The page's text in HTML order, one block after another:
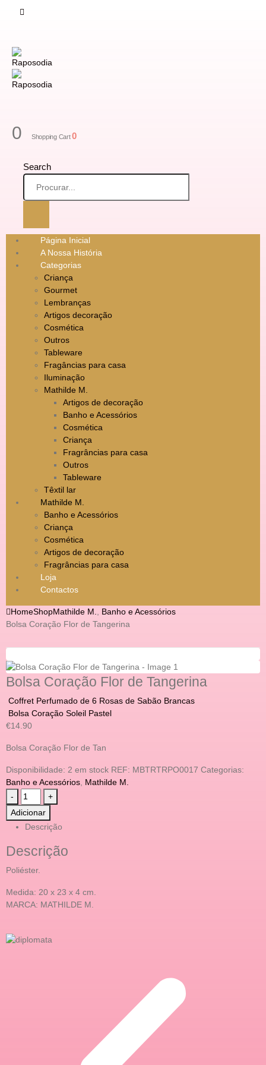
0 Shopping Cart0
Search
Página Inicial
A Nossa História
Categorias
Criança
Gourmet
Lembranças
Artigos decoração
Cosmética
Outros
Tableware
Fragâncias para casa
Iluminação
Mathilde M.
Artigos de decoração
Banho e Acessórios
Cosmética
Criança
Fragrâncias para casa
Outros
Tableware
Têxtil lar
Mathilde M.
Banho e Acessórios
Criança
Cosmética
Artigos de decoração
Fragrâncias para casa
Loja
Contactos
HomeShopMathilde M.
Banho e Acessórios
Bolsa Coração Flor de Tangerina
Bolsa Coração Flor de Tangerina
Coffret Perfumado de 6 Rosas de Sabão Brancas
Bolsa Coração Soleil Pastel
€14.90
Bolsa Coração Flor de Tan
Disponibilidade: 2 em stock REF: MBTRTRPO0017 Categorias:
Banho e Acessórios Mathilde M.
-
+
Adicionar
Descrição
Descrição
Poliéster.
Medida: 20 x 23 x 4 cm.
MARCA: MATHILDE M.